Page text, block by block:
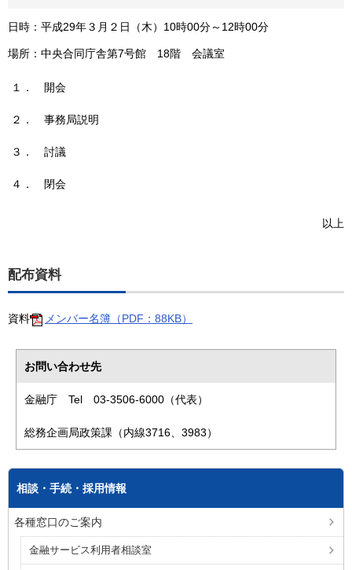
日時 ： 平成29年３月２日（木）10時00分～12時00分
場所 ： 中央合同庁舎第7号館 18階 会議室
１． 開会
２． 事務局説明
３． 討議
４． 閉会
以上
配布資料
資料 メンバー名簿（PDF：88KB）
お問い合わせ先
金融庁 Tel 03-3506-6000（代表）
総務企画局政策課（内線3716、3983）
相談・手続・採用情報
各種窓口のご案内
金融サービス利用者相談室